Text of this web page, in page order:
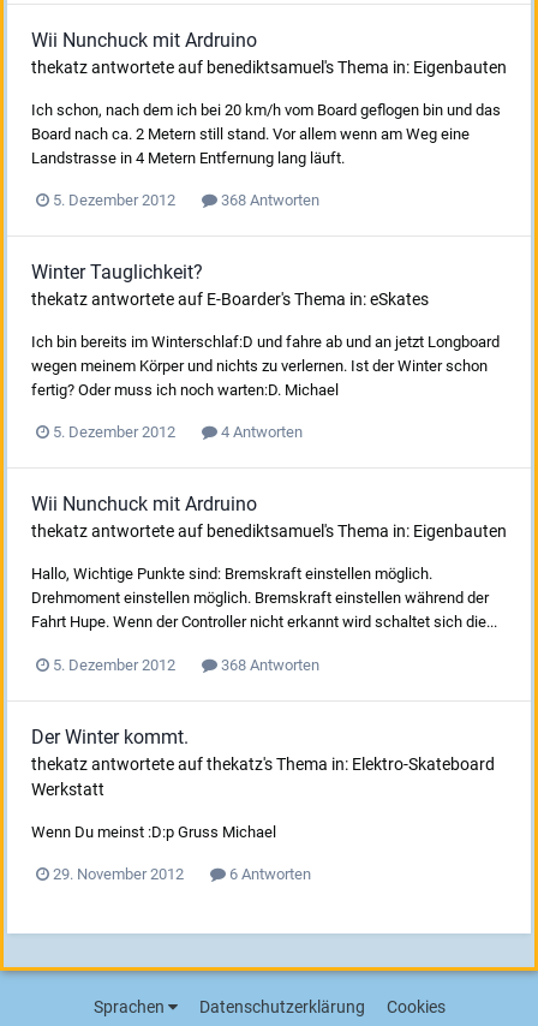
Wii Nunchuck mit Ardruino
thekatzantwortete auf benediktsamuel's Thema in: Eigenbauten
Ich schon, nach dem ich bei 20 km/h vom Board geflogen bin und das
Board nach ca. 2 Metern still stand. Vor allem wenn am Weg eine
Landstrasse in 4 Metern Entfernung lang läuft.
5. Dezember 2012 368 Antworten
Winter Tauglichkeit?
thekatzantwortete auf E-Boarder's Thema in:eSkates
Ich bin bereits im Winterschlaf:D und fahre ab und an jetzt Longboard
wegen meinem Körper und nichts zu verlernen. Ist der Winter schon
fertig? Oder muss ich noch warten:D. Michael
5. Dezember 2012 4 Antworten
Wii Nunchuck mit Ardruino
thekatzantwortete auf benediktsamuel's Thema in: Eigenbauten
Hallo, Wichtige Punkte sind: Bremskraft einstellen möglich.
Drehmoment einstellen möglich. Bremskraft einstellen während der
Fahrt Hupe. Wenn der Controller nicht erkannt wird schaltet sich die...
5. Dezember 2012 368 Antworten
Der Winter kommt.
thekatzantwortete aufthekatz's Thema in: Elektro-Skateboard
Werkstatt
Wenn Du meinst :D:p Gruss Michael
29. November 2012 6 Antworten
Sprachen Datenschutzerklärung Cookies